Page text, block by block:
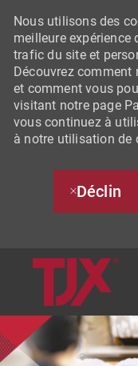
SKIP
Nous utilisons des
meilleure expérience
trafic du site et
Découvrez
et comment vous
visitant notre page
vous continuez à
à notre utilisation de
Déclin